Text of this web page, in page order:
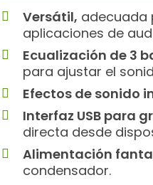
Versátil, adecuada
aplicaciones de
Ecualización de 3
para ajustar el
Efectos de sonido
Interfaz USB para
directa desde
Alimentación
condensador.